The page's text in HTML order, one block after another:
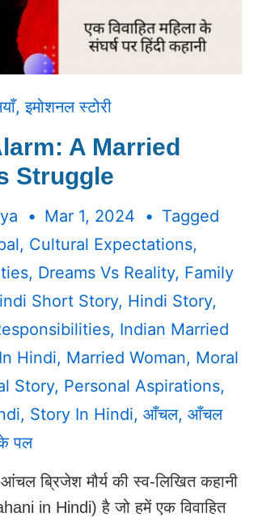
,इमोशनल स्टोरी
A Married
Struggle
Mar 1, 2024
Tagged
, Cultural Expectations,
, Dreams Vs Reality, Family
Short Story, Hindi Story,
, Indian Married
Hindi, Married Woman, Moral
Story, Personal Aspirations,
, Story In Hindi, आँचल, आँचल
पल
ब्रिजेश मौर्य की स्व-लिखित कहानी
in Hindi) है जो हमें एक विवाहित